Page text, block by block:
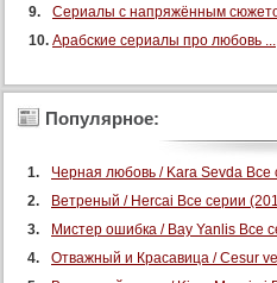
Сериалы с напряжённым
Арабские сериалы про любовь ...
Популярное:
Черная любовь / Kara Sevda Все
Ветреный / Hercai Все серии
Мистер ошибка / Bay Yanlis Все
Отважный и Красавица / Cesur